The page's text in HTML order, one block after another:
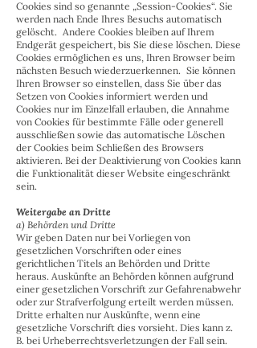
Cookies sind so genannte „Session-Cookies“. Sie
werden nach Ende Ihres Besuchs automatisch
gelöscht. Andere Cookies bleiben auf Ihrem
Endgerät gespeichert, bis Sie diese löschen. Diese
Cookies ermöglichen es uns, Ihren Browser beim
nächsten Besuch wiederzuerkennen. Sie können
Ihren Browser so einstellen, dass Sie über das
Setzen von Cookies informiert werden und
Cookies nur im Einzelfall erlauben, die Annahme
von Cookies für bestimmte Fälle oder generell
ausschließen sowie das automatische Löschen
der Cookies beim Schließen des Browsers
aktivieren. Bei der Deaktivierung von Cookies kann
die Funktionalität dieser Website eingeschränkt
sein.
Weitergabe an Dritte
a) Behörden und Dritte
Wir geben Daten nur bei Vorliegen von
gesetzlichen Vorschriften oder eines
gerichtlichen Titels an Behörden und Dritte
heraus. Auskünfte an Behörden können aufgrund
einer gesetzlichen Vorschrift zur Gefahrenabwehr
oder zur Strafverfolgung erteilt werden müssen.
Dritte erhalten nur Auskünfte, wenn eine
gesetzliche Vorschrift dies vorsieht. Dies kann z.
B. bei Urheberrechtsverletzungen der Fall sein.